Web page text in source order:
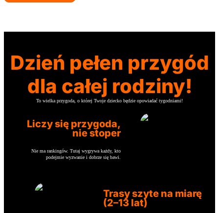
Dzień pełen przygód
dla całej rodziny!
To wielka przygoda, o której Twoje dziecko będzie opowiadać tygodniami!
Liczy się przygoda,
nie stoper
Nie ma rankingów. Tutaj wygrywa każdy, kto
podejmie wyzwanie i dobrze się bawi.
Trasy szyte na miarę
(2–13 lat)